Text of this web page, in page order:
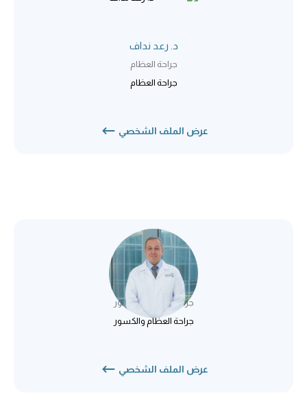
د. رعد نداف
جراحة العظام
جراحة العظام
عرض الملف الشخصي
د. عمر صبري
جراحة العظام والكسور
جراحة العظام والكسور
عرض الملف الشخصي